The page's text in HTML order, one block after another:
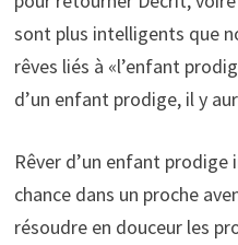
sont plus intelligents que
rêves liés à «l’enfant
d’un enfant prodige, il y
Rêver d’un enfant prodige
chance dans un proche
résoudre en douceur les